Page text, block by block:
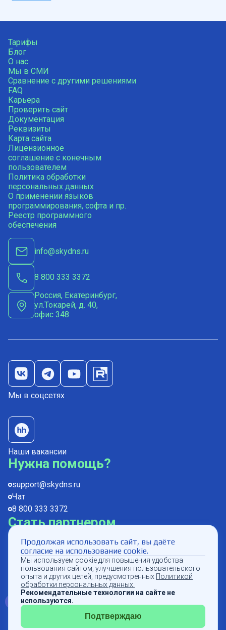
Продолжая использовать сайт, вы даёте
согласие на использование cookie.
Мы используем cookie для повышения удобства
пользования сайтом, улучшения пользовательского
опыта и других целей, предусмотренных Политикой
обработки персональных данных.
Рекомендательные технологии на сайте не
используются.
Подтверждаю
Тарифы
Блог
О нас
Мы в СМИ
Сравнение с другими решениями
FAQ
Карьера
Проверить сайт
Документация
Реквизиты
Карта сайта
Лицензионное
соглашение с конечным
пользователем
Политика обработки
персональных данных
О применении языков
программирования, софта и пр.
Реестр программного
обеспечения
info@skydns.ru
8 800 333 3372
Россия, Екатеринбург,
ул.Токарей, д. 40,
офис 348
Нужна помощь?
support@skydns.ru
Чат
8 800 333 3372
Стать партнером
partners@skydns.ru
Мы в соцсетях
Наши вакансии
© 2011–2026 ООО «СкайДНС»
Проверить доступность